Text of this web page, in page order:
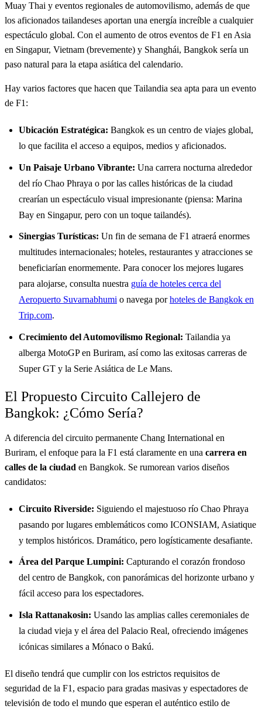
Muay Thai y eventos regionales de automovilismo, además de que
los aficionados tailandeses aportan una energía increíble a cualquier
espectáculo global. Con el aumento de otros eventos de F1 en Asia
en Singapur, Vietnam (brevemente) y Shanghái, Bangkok sería un
paso natural para la etapa asiática del calendario.
Hay varios factores que hacen que Tailandia sea apta para un evento
de F1:
Ubicación Estratégica: Bangkok es un centro de viajes global,
lo que facilita el acceso a equipos, medios y aficionados.
Un Paisaje Urbano Vibrante: Una carrera nocturna alrededor
del río Chao Phraya o por las calles históricas de la ciudad
crearían un espectáculo visual impresionante (piensa: Marina
Bay en Singapur, pero con un toque tailandés).
Sinergias Turísticas: Un fin de semana de F1 atraerá enormes
multitudes internacionales; hoteles, restaurantes y atracciones se
beneficiarían enormemente. Para conocer los mejores lugares
para alojarse, consulta nuestra guía de hoteles cerca del
Aeropuerto Suvarnabhumi o navega porhoteles de Bangkok en
Trip.com.
Crecimiento del Automovilismo Regional: Tailandia ya
alberga MotoGP en Buriram, así como las exitosas carreras de
Super GT y la Serie Asiática de Le Mans.
El Propuesto Circuito Callejero de
Bangkok: ¿Cómo Sería?
A diferencia del circuito permanente Chang International en
Buriram, el enfoque para la F1 está claramente en una carrera en
calles de la ciudad en Bangkok. Se rumorean varios diseños
candidatos:
Circuito Riverside: Siguiendo el majestuoso río Chao Phraya
pasando por lugares emblemáticos como ICONSIAM, Asiatique
y templos históricos. Dramático, pero logísticamente desafiante.
Área del Parque Lumpini: Capturando el corazón frondoso
del centro de Bangkok, con panorámicas del horizonte urbano y
fácil acceso para los espectadores.
Isla Rattanakosin: Usando las amplias calles ceremoniales de
la ciudad vieja y el área del Palacio Real, ofreciendo imágenes
icónicas similares a Mónaco o Bakú.
El diseño tendrá que cumplir con los estrictos requisitos de
seguridad de la F1, espacio para gradas masivas y espectadores de
televisión de todo el mundo que esperan el auténtico estilo de